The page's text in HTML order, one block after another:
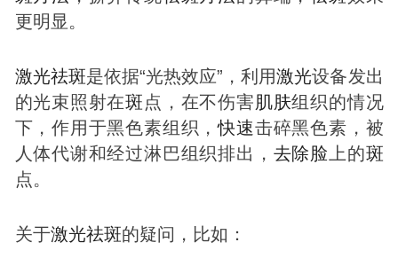
更明显。
激光祛斑是依据“光热效应”，利用激光设备发出
的光束照射在斑 点，在不伤害肌肤组织的情况
下，作用于黑色素组织，快速击碎黑色素，被
人体代谢和经过淋巴组织排出， 去除脸 上的斑
点。
关于激光祛斑的疑问，比如：